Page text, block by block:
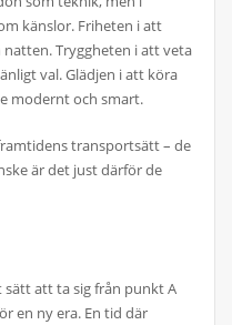
känslor. Friheten i att
Tryggheten i att veta
val. Glädjen i att köra
modernt och smart.
transportsätt – de
är det just därför de
sätt att ta sig från punkt A
en ny era. En tid där